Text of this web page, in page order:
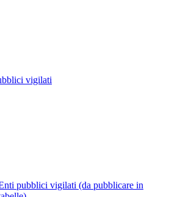
vigilati
pubblici vigilati (da pubblicare in